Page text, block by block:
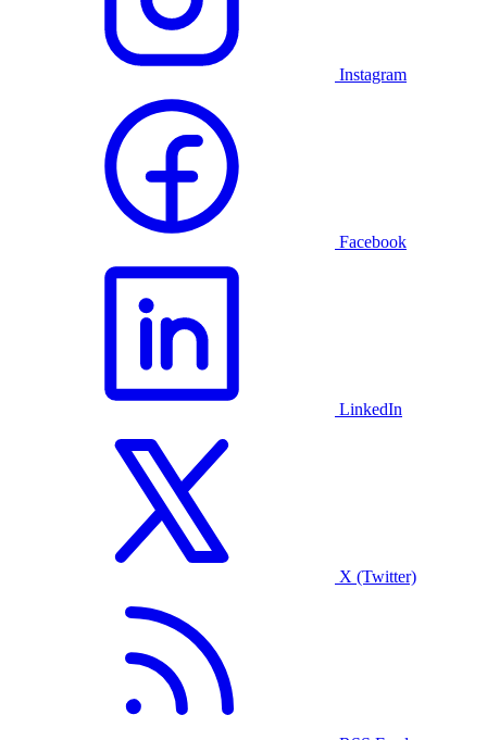
Instagram
Facebook
LinkedIn
X (Twitter)